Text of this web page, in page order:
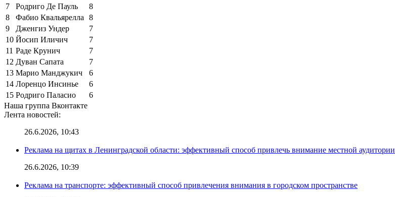
7
Родриго Де Пауль
8
8
Фабио Квальярелла
8
9
Дженгиз Ундер
7
10 Йосип Иличич
7
11 Раде Крунич
7
12 Дуван Сапата
7
13 Марио Манджукич
6
14 Лоренцо Инсинье
6
15 Родриго Паласио
6
Наша группа Вконтакте
Лента новостей:
26.6.2026, 10:43
Реклама на щитах в Ленинградской области: эффективный способ привлечь внимание местной аудитории
26.6.2026, 10:39
Реклама на транспорте: эффективный способ привлечения внимания в городском пространстве